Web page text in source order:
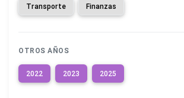
Transporte Finanzas
OTROS AÑOS
2022 2023 2025